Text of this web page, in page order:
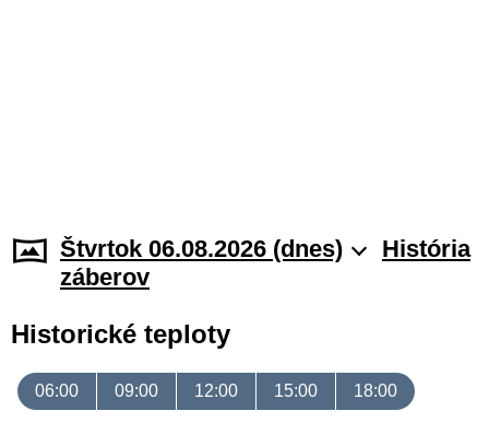
Štvrtok 06.08.2026 (dnes)
História
záberov
Historické teploty
06:00 09:00 12:00 15:00 18:00